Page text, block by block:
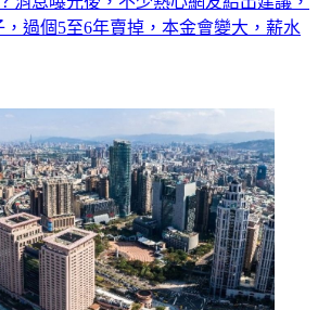
，過個5至6年賣掉，本金會變大，薪水